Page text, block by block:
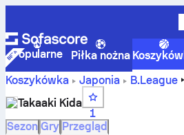
Popularne Piłka nożna
Koszykówka
Japonia B.League
Takaaki Kida
Takaaki Kida
1
Sezon Gry Przegląd